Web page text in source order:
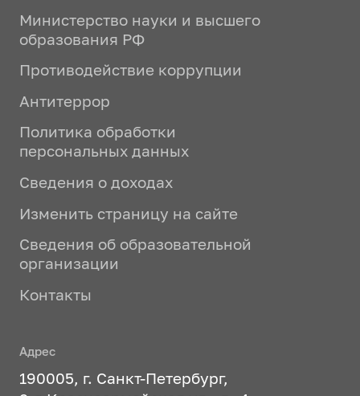
Министерство науки и высшего
образования РФ
Противодействие коррупции
Антитеррор
Политика обработки
персональных данных
Сведения о доходах
Изменить страницу на сайте
Сведения об образовательной
организации
Контакты
Адрес
190005, г. Санкт-Петербург,